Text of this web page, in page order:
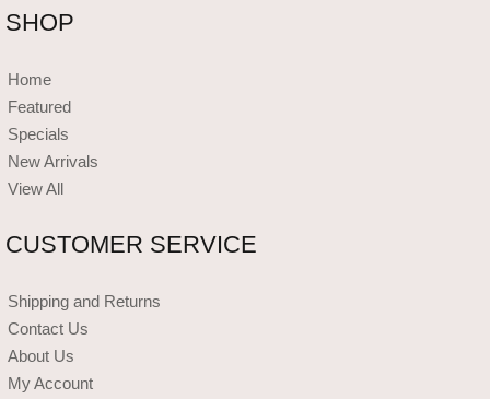
SHOP
Home
Featured
Specials
New Arrivals
View All
CUSTOMER SERVICE
Shipping and Returns
Contact Us
About Us
My Account